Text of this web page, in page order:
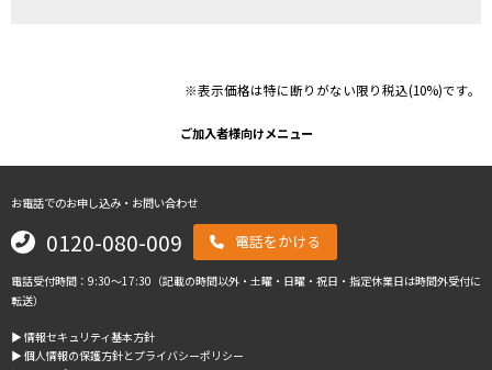
※表示価格は特に断りがない限り税込(10%)です。
ご加入者様向けメニュー
お電話でのお申し込み・お問い合わせ
0120-080-009 電話をかける
電話受付時間：9:30～17:30（記載の時間以外・土曜・日曜・祝日・指定休業日は時間外受付に
転送）
▶︎ 情報セキュリティ基本方針
▶︎ 個人情報の保護方針とプライバシーポリシー